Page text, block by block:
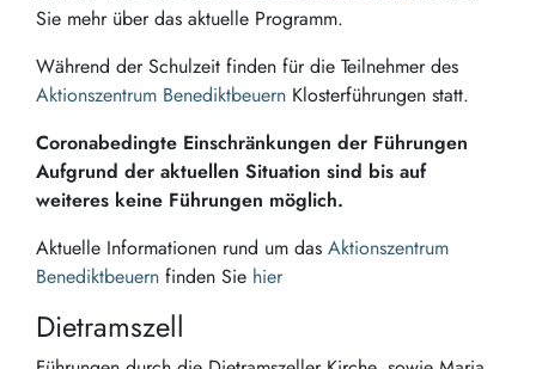
Sie mehr über das aktuelle Programm.
Während der Schulzeit finden für die Teilnehmer des
Aktionszentrum Benediktbeuern Klosterführungen statt.
Coronabedingte Einschränkungen der Führungen
Aufgrund der aktuellen Situation sind bis auf
weiteres keine Führungen möglich.
Aktuelle Informationen rund um das Aktionszentrum
Benediktbeuern finden Sie hier
Dietramszell